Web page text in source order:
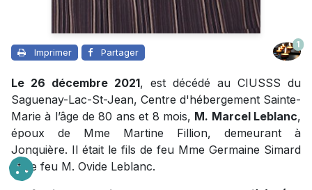
Imprimer Partager
1
Le 26 décembre 2021, est décédé au CIUSSS du
Saguenay-Lac-St-Jean, Centre d'hébergement Sainte-
Marie à l’âge de 80 ans et 8 mois, M. Marcel Leblanc,
époux de Mme Martine Fillion, demeurant à
Jonquière. Il était le fils de feu Mme Germaine Simard
et de feu M. Ovide Leblanc.